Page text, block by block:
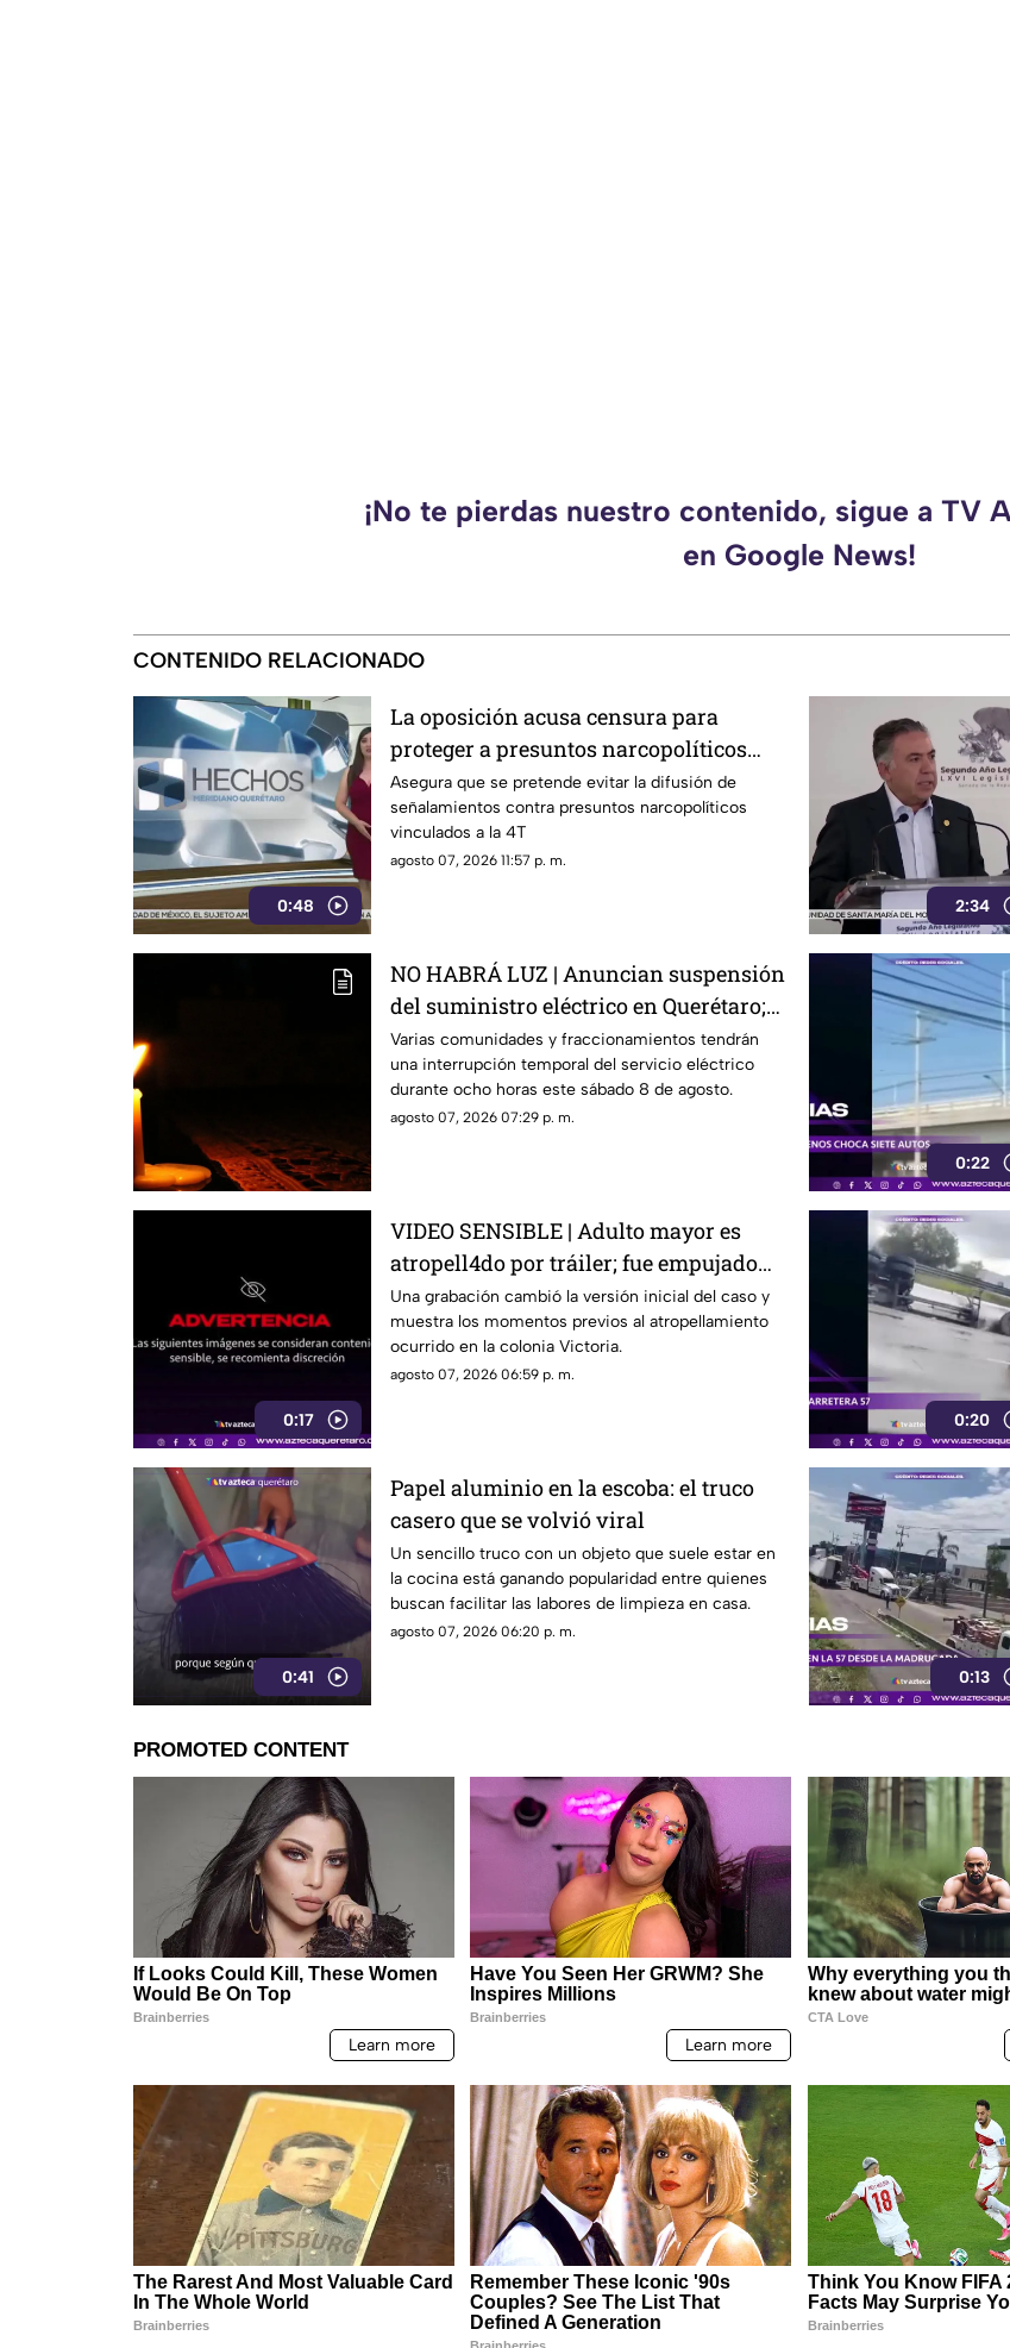
¡No te pierdas nuestro contenido, sigue a TV
en Google News!
CONTENIDO RELACIONADO
0:48
La oposición acusa censura para
proteger a presuntos narcopolíticos
vinculados a la 4T
Asegura que se pretende evitar la difusión de
señalamientos contra presuntos narcopolíticos
vinculados a la 4T
agosto 07, 2026 11:57 p. m.
2:34
NO HABRÁ LUZ | Anuncian suspensión
del suministro eléctrico en Querétaro;
estás serán las zonas afectadas
Varias comunidades y fraccionamientos tendrán
una interrupción temporal del servicio eléctrico
durante ocho horas este sábado 8 de agosto.
agosto 07, 2026 07:29 p. m.
0:22
0:17
VIDEO SENSIBLE | Adulto mayor es
atropell4do por tráiler; fue empujado
antes de m0rir
Una grabación cambió la versión inicial del caso y
muestra los momentos previos al atropellamiento
ocurrido en la colonia Victoria.
agosto 07, 2026 06:59 p. m.
0:20
0:41
Papel aluminio en la escoba: el truco
casero que se volvió viral
Un sencillo truco con un objeto que suele estar en
la cocina está ganando popularidad entre quienes
buscan facilitar las labores de limpieza en casa.
agosto 07, 2026 06:20 p. m.
0:13